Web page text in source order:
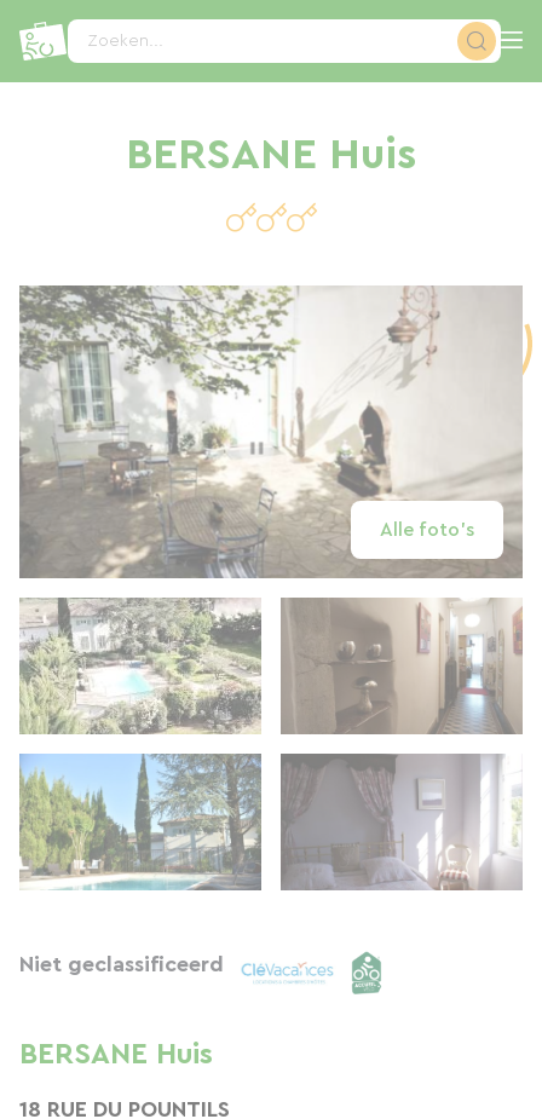
Zoeken...
BERSANE Huis
Alle foto's
Niet geclassificeerd
BERSANE Huis
18 RUE DU POUNTILS
Cookies beheer paneel